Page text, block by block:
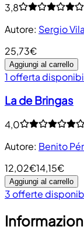
3,8
Autore: Sergio
25,73€
Aggiungi al carrello
1 offerta
La de Bringas
4,0
Autore: Benito
12,02€14,15€
Aggiungi al carrello
3 offerte